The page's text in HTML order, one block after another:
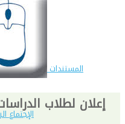
المستندات المطلوبة
الإجتماع
إعلان لطلاب